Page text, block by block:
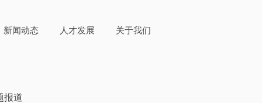
新闻动态 人才发展 关于我们
报道